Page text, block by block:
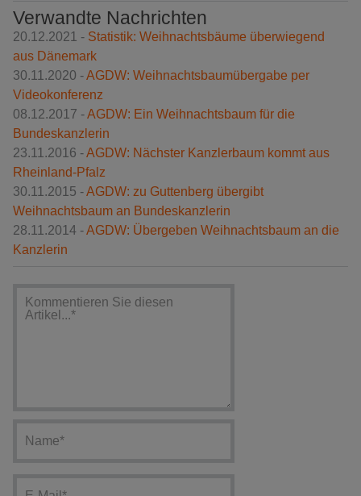
Verwandte Nachrichten
20.12.2021 - Statistik: Weihnachtsbäume überwiegend
aus Dänemark
30.11.2020 -AGDW: Weihnachtsbaumübergabe per
Videokonferenz
08.12.2017 -AGDW: Ein Weihnachtsbaum für die
Bundeskanzlerin
23.11.2016 -AGDW: Nächster Kanzlerbaum kommt aus
Rheinland-Pfalz
30.11.2015 -AGDW: zu Guttenberg übergibt
Weihnachtsbaum an Bundeskanzlerin
28.11.2014 -AGDW: Übergeben Weihnachtsbaum an die
Kanzlerin